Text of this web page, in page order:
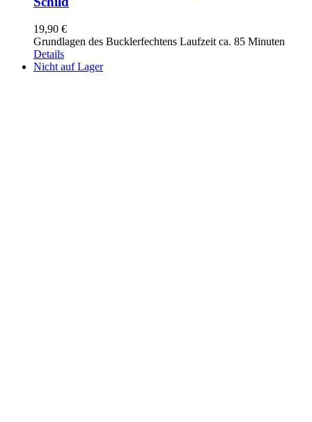
19,90 €
Grundlagen des Bucklerfechtens Laufzeit ca. 85 Minuten
Details
Nicht auf Lager